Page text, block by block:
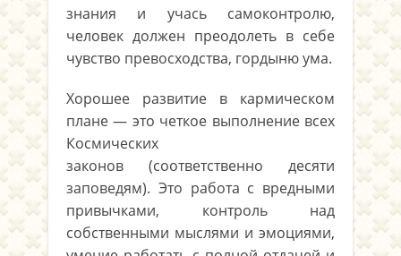
знания и учась самоконтролю,
человек должен преодолеть в себе
чувство превосходства, гордыню ума.
Хорошее развитие в кармическом
плане — это четкое выполнение всех
Космических
законов (соответственно десяти
заповедям). Это работа с вредными
привычками, контроль над
собственными мыслями и эмоциями,